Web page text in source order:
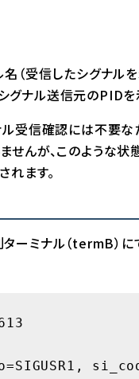
（受信したシグナルを
グナル送信元のPIDを
受信確認には不要な
せんが、このような状
ます。
ーミナル（termB）に